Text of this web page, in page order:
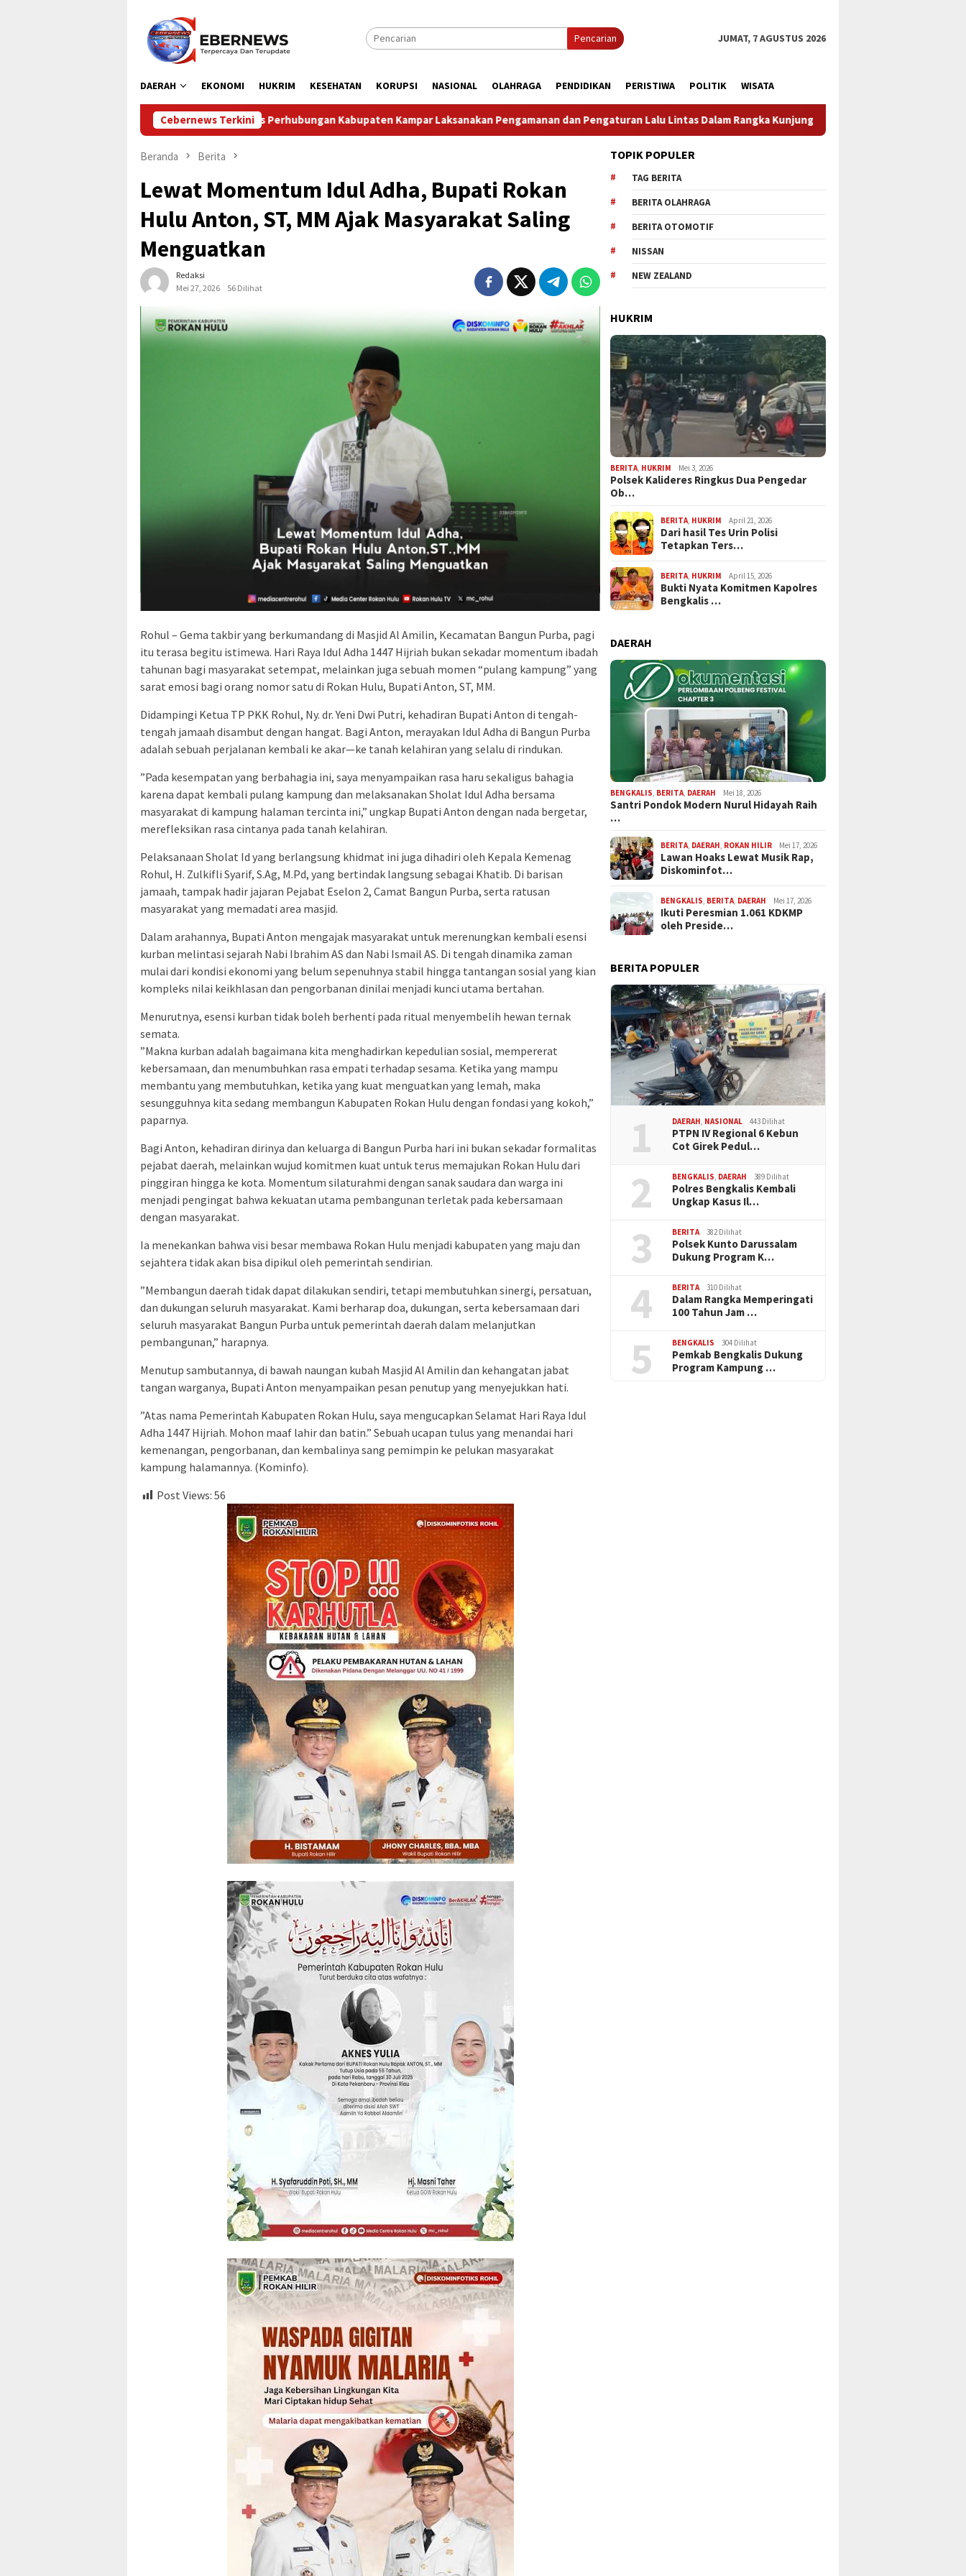
konten
Pencarian JUMAT, 7 AGUSTUS 2026
DAERAH EKONOMI HUKRIM KESEHATAN KORUPSI NASIONAL OLAHRAGA PENDIDIKAN PERISTIWA POLITIK WISATA
Cebernews Terkini
Dinas Perhubungan Kabupaten Kampar Laksanakan Pengamanan dan Pengaturan Lalu Lintas Dalam Rangka Kunjungan Menteri Pertahanan RI
Beranda Berita
Lewat Momentum Idul Adha, Bupati Rokan
Hulu Anton, ST, MM Ajak Masyarakat Saling
Menguatkan
Redaksi
Mei 27, 2026
56 Dilihat
Rohul – Gema takbir yang berkumandang di Masjid Al Amilin, Kecamatan Bangun Purba, pagi
itu terasa begitu istimewa. Hari Raya Idul Adha 1447 Hijriah bukan sekadar momentum ibadah
tahunan bagi masyarakat setempat, melainkan juga sebuah momen “pulang kampung” yang
sarat emosi bagi orang nomor satu di Rokan Hulu, Bupati Anton, ST, MM.
​Didampingi Ketua TP PKK Rohul, Ny. dr. Yeni Dwi Putri, kehadiran Bupati Anton di tengah-
tengah jamaah disambut dengan hangat. Bagi Anton, merayakan Idul Adha di Bangun Purba
adalah sebuah perjalanan kembali ke akar—ke tanah kelahiran yang selalu di rindukan.
​”Pada kesempatan yang berbahagia ini, saya menyampaikan rasa haru sekaligus bahagia
karena dapat kembali pulang kampung dan melaksanakan Sholat Idul Adha bersama
masyarakat di kampung halaman tercinta ini,” ungkap Bupati Anton dengan nada bergetar,
merefleksikan rasa cintanya pada tanah kelahiran.
​Pelaksanaan Sholat Id yang berlangsung khidmat ini juga dihadiri oleh Kepala Kemenag
Rohul, H. Zulkifli Syarif, S.Ag, M.Pd, yang bertindak langsung sebagai Khatib. Di barisan
jamaah, tampak hadir jajaran Pejabat Eselon 2, Camat Bangun Purba, serta ratusan
masyarakat yang memadati area masjid.
​Dalam arahannya, Bupati Anton mengajak masyarakat untuk merenungkan kembali esensi
kurban melintasi sejarah Nabi Ibrahim AS dan Nabi Ismail AS. Di tengah dinamika zaman
mulai dari kondisi ekonomi yang belum sepenuhnya stabil hingga tantangan sosial yang kian
kompleks nilai keikhlasan dan pengorbanan dinilai menjadi kunci utama bertahan.
​Menurutnya, esensi kurban tidak boleh berhenti pada ritual menyembelih hewan ternak
semata.
​”Makna kurban adalah bagaimana kita menghadirkan kepedulian sosial, mempererat
kebersamaan, dan menumbuhkan rasa empati terhadap sesama. Ketika yang mampu
membantu yang membutuhkan, ketika yang kuat menguatkan yang lemah, maka
sesungguhnya kita sedang membangun Kabupaten Rokan Hulu dengan fondasi yang kokoh,”
paparnya.
​Bagi Anton, kehadiran dirinya dan keluarga di Bangun Purba hari ini bukan sekadar formalitas
pejabat daerah, melainkan wujud komitmen kuat untuk terus memajukan Rokan Hulu dari
pinggiran hingga ke kota. Momentum silaturahmi dengan sanak saudara dan warga ini
menjadi pengingat bahwa kekuatan utama pembangunan terletak pada kebersamaan
dengan masyarakat.
​Ia menekankan bahwa visi besar membawa Rokan Hulu menjadi kabupaten yang maju dan
sejahtera tidak akan bisa dipikul oleh pemerintah sendirian.
​”Membangun daerah tidak dapat dilakukan sendiri, tetapi membutuhkan sinergi, persatuan,
dan dukungan seluruh masyarakat. Kami berharap doa, dukungan, serta kebersamaan dari
seluruh masyarakat Bangun Purba untuk pemerintah daerah dalam melanjutkan
pembangunan,” harapnya.
​Menutup sambutannya, di bawah naungan kubah Masjid Al Amilin dan kehangatan jabat
tangan warganya, Bupati Anton menyampaikan pesan penutup yang menyejukkan hati.
​”Atas nama Pemerintah Kabupaten Rokan Hulu, saya mengucapkan Selamat Hari Raya Idul
Adha 1447 Hijriah. Mohon maaf lahir dan batin.” Sebuah ucapan tulus yang menandai hari
kemenangan, pengorbanan, dan kembalinya sang pemimpin ke pelukan masyarakat
kampung halamannya. (Kominfo).
Post Views: 56
TOPIK POPULER
TAG BERITA
BERITA OLAHRAGA
BERITA OTOMOTIF
NISSAN
NEW ZEALAND
HUKRIM
BERITA HUKRIM Mei 3, 2026
Polsek Kalideres Ringkus Dua Pengedar
Ob…
BERITA HUKRIM April 21, 2026
Dari hasil Tes Urin Polisi
Tetapkan Ters…
BERITA HUKRIM April 15, 2026
Bukti Nyata Komitmen Kapolres
Bengkalis …
DAERAH
BENGKALIS BERITA DAERAH Mei 18, 2026
Santri Pondok Modern Nurul Hidayah Raih
…
BERITA DAERAH ROKAN HILIR Mei 17, 2026
Lawan Hoaks Lewat Musik Rap,
Diskominfot…
BENGKALIS BERITA DAERAH Mei 17, 2026
Ikuti Peresmian 1.061 KDKMP
oleh Preside…
BERITA POPULER
1 DAERAH, NASIONAL 443 Dilihat
PTPN IV Regional 6 Kebun
Cot Girek Pedul…
2 BENGKALIS, DAERAH 389 Dilihat
Polres Bengkalis Kembali
Ungkap Kasus Il…
3 BERITA 382 Dilihat
Polsek Kunto Darussalam
Dukung Program K…
4 BERITA 310 Dilihat
Dalam Rangka Memperingati
100 Tahun Jam …
5 BENGKALIS 304 Dilihat
Pemkab Bengkalis Dukung
Program Kampung …